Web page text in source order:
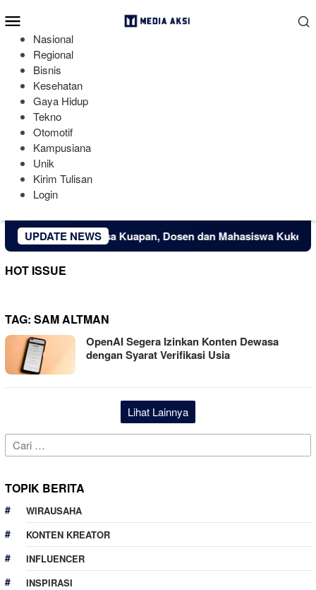
ke
kontenMobile
Nasional
Regional
Bisnis
Kesehatan
Gaya Hidup
Tekno
Otomotif
Kampusiana
Unik
Kirim Tulisan
Login
UPDATE NEWS
Kreatif Desa Kuapan, Dosen dan Mahasiswa Kukerta
HOT ISSUE
TAG: SAM ALTMAN
OpenAI Segera Izinkan Konten Dewasa
dengan Syarat Verifikasi Usia
Lihat Lainnya
Cari
untuk:
TOPIK BERITA
WIRAUSAHA
KONTEN KREATOR
INFLUENCER
INSPIRASI